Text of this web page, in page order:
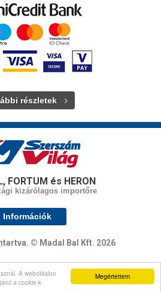
Megértettem
A weboldalon
a cookie-k
részletek
FORTUM és HERON
kizárólagos importőre
Információk
© Madal Bal Kft. 2026
Oldal tetejére